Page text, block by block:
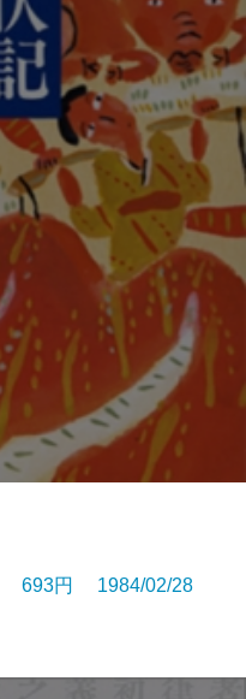
693円 1984/02/28